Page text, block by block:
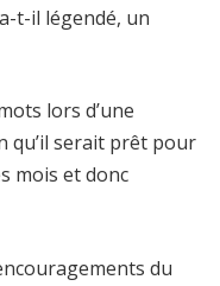
t-il légendé, un
lors d’une
qu’il serait prêt pour
mois et donc
du